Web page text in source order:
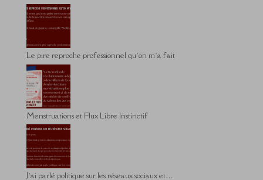
Le pire reproche professionnel qu’on m’a fait
Menstruations et Flux Libre Instinctif
J’ai parlé politique sur les réseaux sociaux et…